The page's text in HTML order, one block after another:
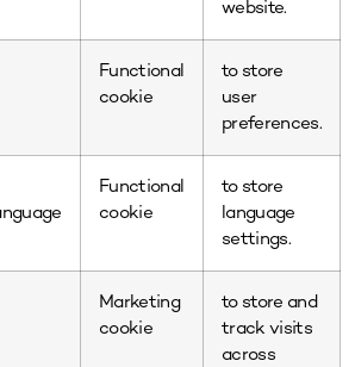
website.
Functional
cookie
to store
user
preferences.
Functional
cookie
to store
language
settings.
Marketing
cookie
to store and
track visits
across